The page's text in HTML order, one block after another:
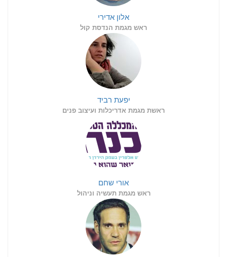
אלון אדירי
ראש מגמת הנדסת קול
יפעת רביד
ראשת מגמת אדריכלות ועיצוב פנים
אורי שחם
ראש מגמת תעשיה וניהול